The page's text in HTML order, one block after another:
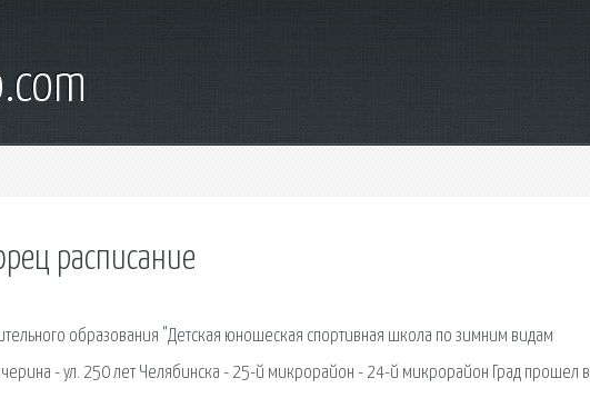
расписание
образования "Детская юношеская спортивная школа по зимним видам
- ул. 250 лет Челябинска - 25-й микрорайон - 24-й микрорайон Град прошел в